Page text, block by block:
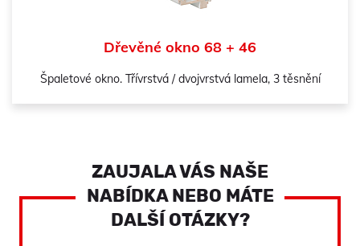
Dřevěné okno 68 + 46
Špaletové okno. Třívrstvá / dvojvrstvá lamela, 3 těsnění
ZAUJALA VÁS NAŠE
NABÍDKA NEBO MÁTE
DALŠÍ OTÁZKY?